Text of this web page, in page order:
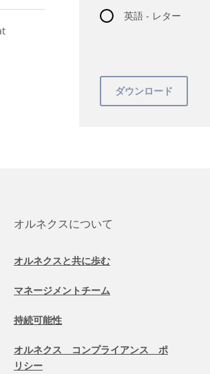
英語 - レター
オルネクスについて
オルネクスと共に歩む
マネージメントチーム
持続可能性
オルネクス コンプライアンス ポ
リシー